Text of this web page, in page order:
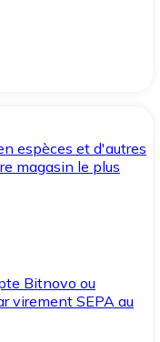
espèces et d'autres
magasin le plus
Bitnovo ou
virement SEPA au